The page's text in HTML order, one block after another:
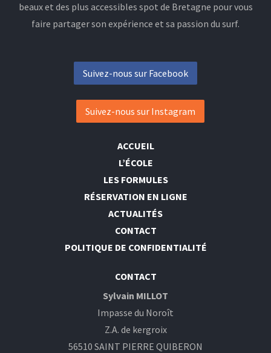
beaux et des plus accessibles spot de Bretagne pour vous
faire partager son expérience et sa passion du surf.
Suivez-nous sur Facebook
Suivez-nous sur Instagram
ACCUEIL
L’ÉCOLE
LES FORMULES
RÉSERVATION EN LIGNE
ACTUALITÉS
CONTACT
POLITIQUE DE CONFIDENTIALITÉ
CONTACT
Sylvain MILLOT
Impasse du Noroît
Z.A. de kergroix
56510 SAINT PIERRE QUIBERON